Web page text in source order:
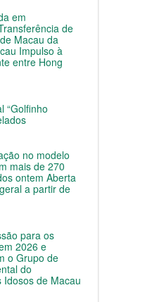
em
de
Macau da
Impulso à
entre Hong
“Golfinho
no modelo
mais de 270
ontem Aberta
a partir de
para os
2026 e
o Grupo de
do
Idosos de Macau